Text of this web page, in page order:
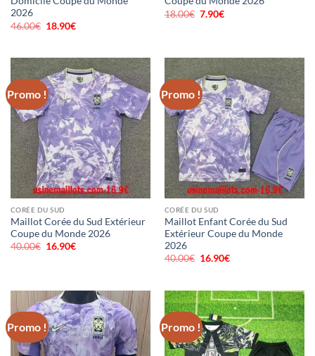
2026
46.00€ Le
46.00€.
18.90€Le
18.90€.
18.00€ Le
7.90€Le
Promo !
CORÉE DU SUD
Maillot Corée du Sud Extérieur
Coupe du Monde 2026
40.00€ Le
16.90€Le
Promo !
CORÉE DU SUD
Maillot Enfant Corée du Sud
Extérieur Coupe du Monde
2026
40.00€ Le
40.00€.
16.90€Le
16.90€.
Promo ! Promo !